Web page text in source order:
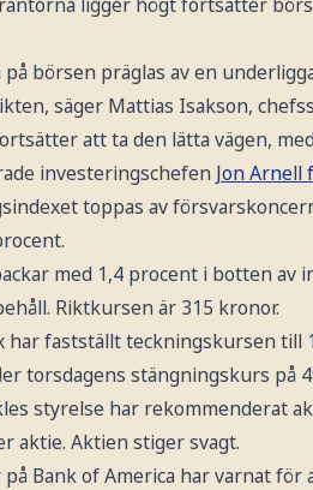
på börsen präglas av en
säger Mattias Isakson,
att ta den lätta vägen,
investeringschefen Jon Arnell
toppas av
med 1,4 procent i botten
Riktkursen är 315 kronor.
har fastställt teckningskursen till
torsdagens stängningskurs på
styrelse har rekommenderat
aktie. Aktien stiger svagt.
Bank of America har varnat